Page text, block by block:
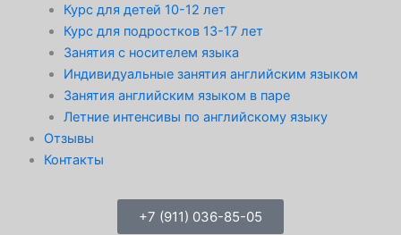
Курс для детей 10-12 лет
Курс для подростков 13-17 лет
Занятия с носителем языка
Индивидуальные занятия английским языком
Занятия английским языком в паре
Летние интенсивы по английскому языку
Отзывы
Контакты
+7 (911) 036-85-05